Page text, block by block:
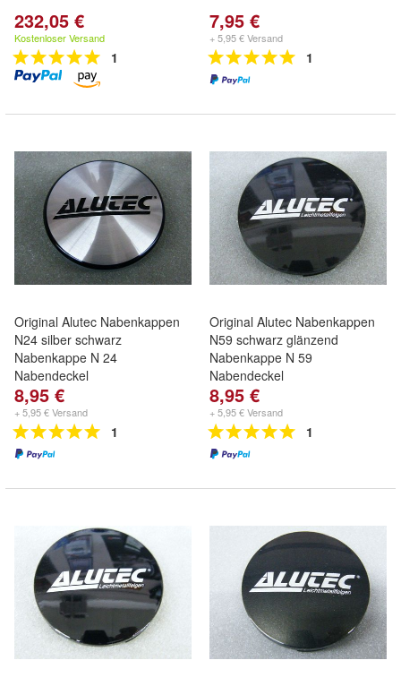
232,05 €
Kostenloser Versand
1
7,95 €
+ 5,95 € Versand
1
Original Alutec Nabenkappen
N24 silber schwarz
Nabenkappe N 24
Nabendeckel
8,95 €
+ 5,95 € Versand
1
Original Alutec Nabenkappen
N59 schwarz glänzend
Nabenkappe N 59
Nabendeckel
8,95 €
+ 5,95 € Versand
1